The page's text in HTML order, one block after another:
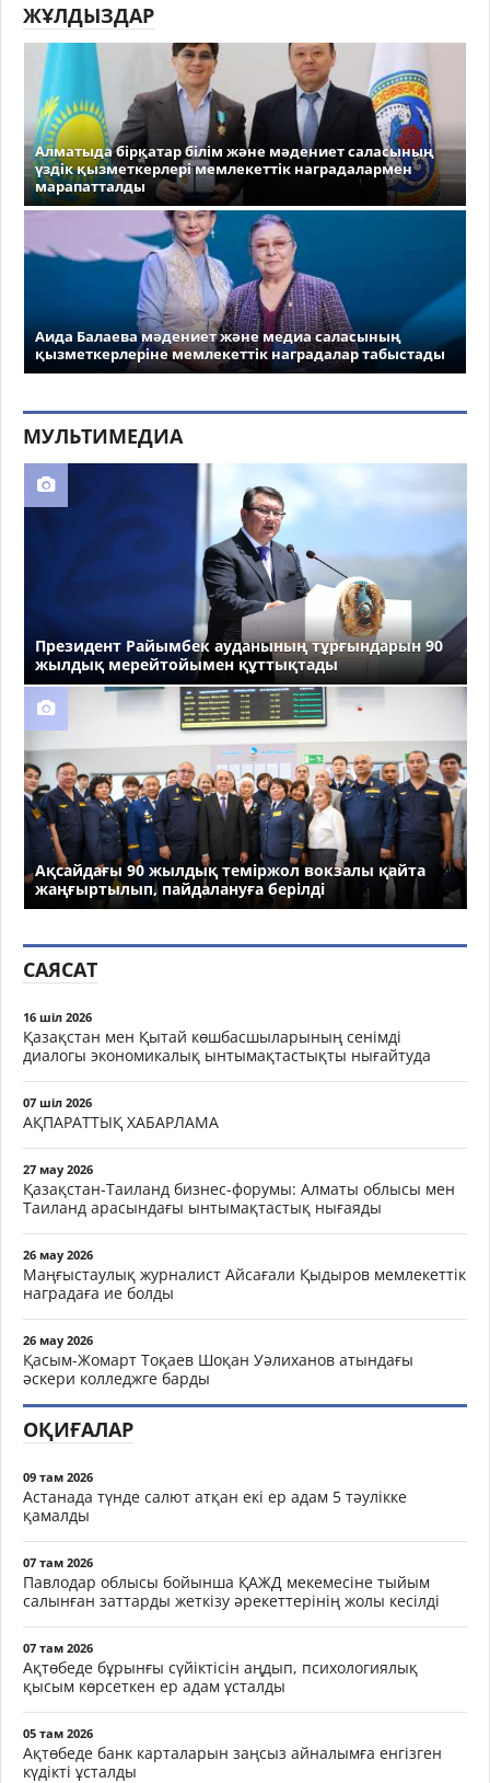
ЖҰЛДЫЗДАР
Алматыда бірқатар білім және мәдениет саласының
үздік қызметкерлері мемлекеттік наградалармен
марапатталды
Аида Балаева мәдениет және медиа саласының
қызметкерлеріне мемлекеттік наградалар табыстады
МУЛЬТИМЕДИА
Президент Райымбек ауданының тұрғындарын 90
жылдық мерейтойымен құттықтады
Ақсайдағы 90 жылдық теміржол вокзалы қайта
жаңғыртылып, пайдалануға берілді
САЯСАТ
16 шіл 2026
Қазақстан мен Қытай көшбасшыларының сенімді
диалогы экономикалық ынтымақтастықты нығайтуда
07 шіл 2026
АҚПАРАТТЫҚ ХАБАРЛАМА
27 мау 2026
Қазақстан-Таиланд бизнес-форумы: Алматы облысы мен
Таиланд арасындағы ынтымақтастық нығаяды
26 мау 2026
Маңғыстаулық журналист Айсағали Қыдыров мемлекеттік
наградаға ие болды
26 мау 2026
Қасым-Жомарт Тоқаев Шоқан Уәлиханов атындағы
әскери колледжге барды
ОҚИҒАЛАР
09 там 2026
Астанада түнде салют атқан екі ер адам 5 тәулікке
қамалды
07 там 2026
Павлодар облысы бойынша ҚАЖД мекемесіне тыйым
салынған заттарды жеткізу әрекеттерінің жолы кесілді
07 там 2026
Ақтөбеде бұрынғы сүйіктісін аңдып, психологиялық
қысым көрсеткен ер адам ұсталды
05 там 2026
Ақтөбеде банк карталарын заңсыз айналымға енгізген
күдікті ұсталды